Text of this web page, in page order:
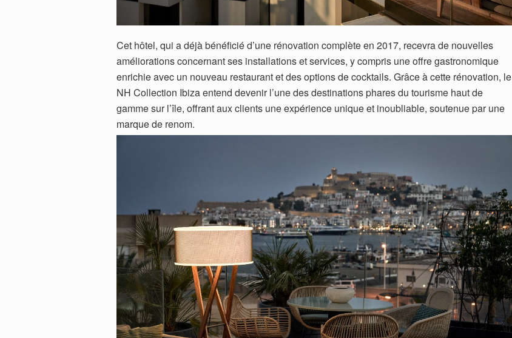
Cet hôtel, qui a déjà bénéficié d’une rénovation complète en 2017, recevra de nouvelles
améliorations concernant ses installations et services, y compris une offre gastronomique
enrichie avec un nouveau restaurant et des options de cocktails. Grâce à cette rénovation, le
NH Collection Ibiza entend devenir l’une des destinations phares du tourisme haut de
gamme sur l’île, offrant aux clients une expérience unique et inoubliable, soutenue par une
marque de renom.